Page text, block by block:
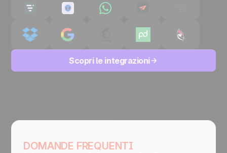
Scopri le integrazioni
DOMANDE FREQUENTI